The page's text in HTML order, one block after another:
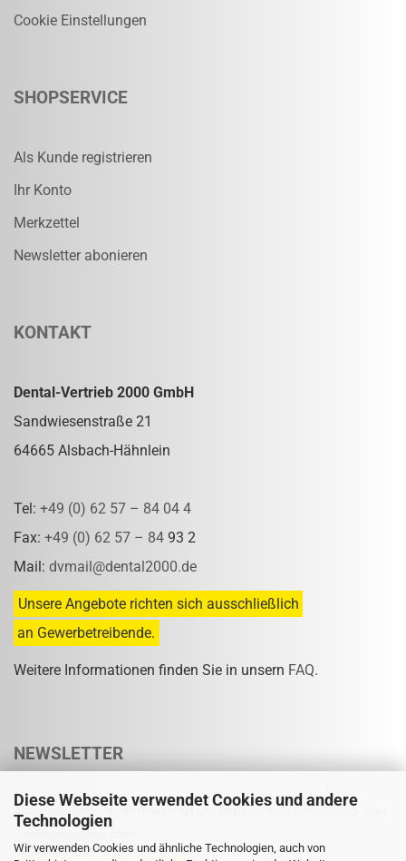
Diese Webseite verwendet Cookies und andere
Technologien
Wir verwenden Cookies und ähnliche Technologien, auch von
Cookie Einstellungen
SHOPSERVICE
Als Kunde registrieren
Ihr Konto
Merkzettel
Newsletter abonieren
KONTAKT
Dental-Vertrieb 2000 GmbH
Sandwiesenstraße 21
64665 Alsbach-Hähnlein
Tel: +49 (0) 62 57 – 84 04 4
Fax: +49 (0) 62 57 – 84 93 2
Mail: dvmail@dental2000.de
Unsere Angebote richten sich ausschließlich
an Gewerbetreibende.
Weitere Informationen finden Sie in unsern FAQ.
NEWSLETTER
Abonnieren Sie unseren Newsletter und verpassen Sie keine Rabatt- oder
Sonderpreisaktion mehr.